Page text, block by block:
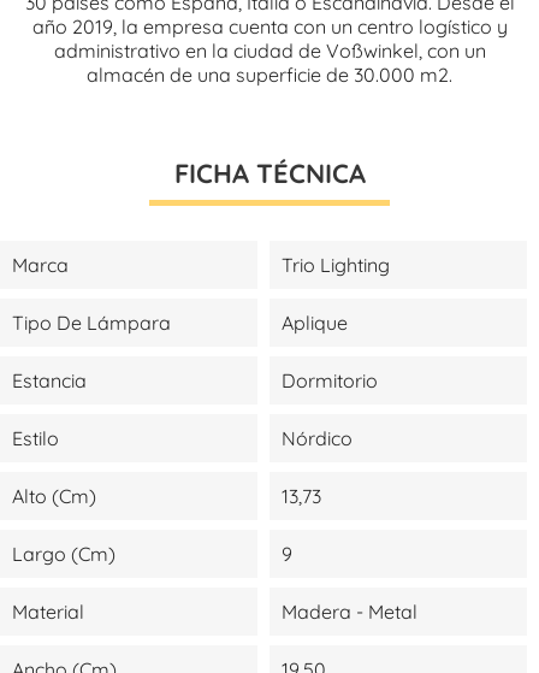
año 2019, la empresa cuenta con un centro logístico y
administrativo en la ciudad de Voßwinkel, con un
almacén de una superficie de 30.000 m2.
FICHA TÉCNICA
Marca Trio Lighting
Tipo De Lámpara Aplique
Estancia Dormitorio
Estilo Nórdico
Alto (cm) 13,73
Largo (cm) 9
Material Madera - Metal